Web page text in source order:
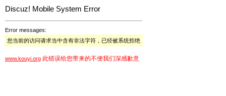
Discuz! Mobile System Error
Error messages:
您当前的访问请求当中含有非法字符，已经被系统拒绝
www.kouyi.org 此错误给您带来的不便我们深感歉意